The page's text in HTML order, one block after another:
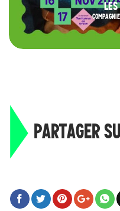
LES
PARTAGER